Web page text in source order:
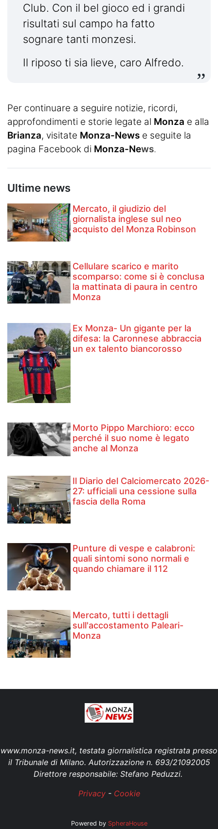
Club. Con il bel gioco ed i grandi
risultati sul campo ha fatto
sognare tanti monzesi.
Il riposo ti sia lieve, caro Alfredo.
Per continuare a seguire notizie, ricordi,
approfondimenti e storie legate al Monza e alla
Brianza, visitate Monza-News e seguite la
pagina Facebook di Monza-News.
Ultime news
Mercato, il giudizio del
giornalista inglese sul neo
acquisto del Monza Robinson
Cellulare scarico e marito
scomparso: come si è conclusa
la mattinata di paura in centro
Monza
Ex Monza- Un gigante per la
difesa: la Caronnese abbraccia
un ex talento biancorosso
Morto Pippo Marchioro: ecco
perché il suo nome è legato
anche al Monza
Il Diario del Calciomercato 2026-
27: ufficiali una cessione sulla
fascia della Roma
Punture di vespe e calabroni:
quali sintomi sono normali e
quando chiamare il 112
Mercato, tutti i dettagli
sull'accostamento Paleari-
Monza
www.monza-news.it, testata giornalistica registrata presso
il Tribunale di Milano. Autorizzazione n. 693/21092005
Direttore responsabile: Stefano Peduzzi.
Privacy- Cookie
Powered by SpheraHouse